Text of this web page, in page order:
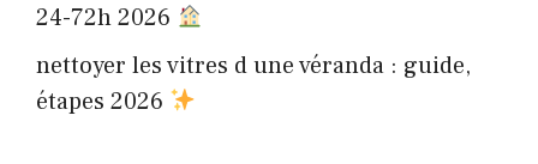
24-72h 2026
nettoyer les vitres d une véranda : guide,
étapes 2026